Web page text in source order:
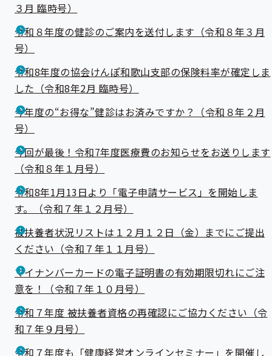
３月 臨時号）
令和８年度の健診のご案内を送付します（令和８年３月
号）
令和8年度の協会けんぽ和歌山支部の保険料率が確定しま
した（令和8年2月 臨時号）
今年度の“お得な”健診はお済みですか？（令和８年２月
号）
今回が最後！令和7年度医療費のお知らせをお送りします
（令和８年１月号）
令和8年1月13日より「電子申請サービス」を開始しま
す。（令和７年１２月号）
被扶養者状況リストは１２月１２日（金）までにご提出
ください（令和７年１１月号）
マイナンバーカードの電子証明書の有効期限切れにご注
意を！（令和７年１０月号）
令和７年度 被扶養者資格の再確認にご協力ください（令
和７年９月号）
令和７年度も「健康経営オンラインセミナー」を開催し